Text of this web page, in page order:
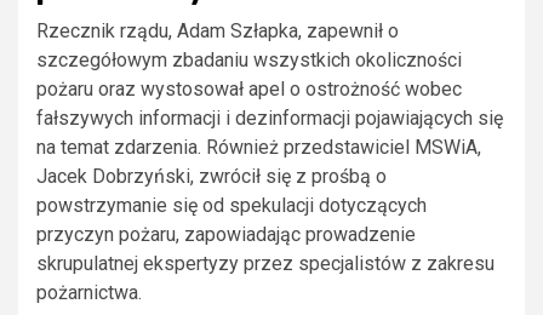
Rzecznik rządu, Adam Szłapka, zapewnił o
szczegółowym zbadaniu wszystkich okoliczności
pożaru oraz wystosował apel o ostrożność wobec
fałszywych informacji i dezinformacji pojawiających się
na temat zdarzenia. Również przedstawiciel MSWiA,
Jacek Dobrzyński, zwrócił się z prośbą o
powstrzymanie się od spekulacji dotyczących
przyczyn pożaru, zapowiadając prowadzenie
skrupulatnej ekspertyzy przez specjalistów z zakresu
pożarnictwa.